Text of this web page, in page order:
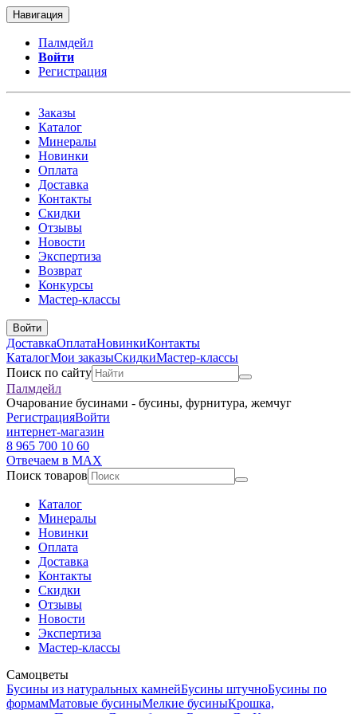
Навигация
Палмдейл
Войти
Регистрация
Заказы
Каталог
Минералы
Новинки
Оплата
Доставка
Контакты
Скидки
Отзывы
Новости
Экспертиза
Возврат
Конкурсы
Мастер-классы
Войти
ДоставкаОплатаНовинкиКонтакты
КаталогМои заказыСкидкиМастер-классы
Поиск по сайту
Палмдейл
Очарование бусинами - бусины, фурнитура, жемчуг
РегистрацияВойти
интернет-магазин
8 965 700 10 60
Отвечаем в MAX
Поиск товаров
Каталог
Минералы
Новинки
Оплата
Доставка
Контакты
Скидки
Отзывы
Новости
Экспертиза
Мастер-классы
Самоцветы
Бусины из натуральных камнейБусины штучноБусины по
формамМатовые бусиныМелкие бусиныКрошка,